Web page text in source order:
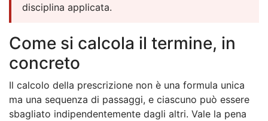
disciplina applicata.
Come si calcola il termine, in
concreto
Il calcolo della prescrizione non è una formula unica
ma una sequenza di passaggi, e ciascuno può essere
sbagliato indipendentemente dagli altri. Vale la pena